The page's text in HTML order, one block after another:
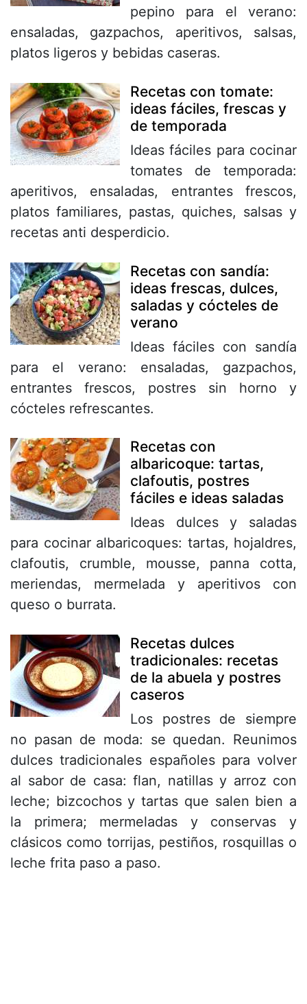
pepino para el verano:
ensaladas, gazpachos, aperitivos, salsas,
platos ligeros y bebidas caseras.
Recetas con tomate:
ideas fáciles, frescas y
de temporada
Ideas fáciles para cocinar
tomates de temporada:
aperitivos, ensaladas, entrantes frescos,
platos familiares, pastas, quiches, salsas y
recetas anti desperdicio.
Recetas con sandía:
ideas frescas, dulces,
saladas y cócteles de
verano
Ideas fáciles con sandía
para el verano: ensaladas, gazpachos,
entrantes frescos, postres sin horno y
cócteles refrescantes.
Recetas con
albaricoque: tartas,
clafoutis, postres
fáciles e ideas saladas
Ideas dulces y saladas
para cocinar albaricoques: tartas, hojaldres,
clafoutis, crumble, mousse, panna cotta,
meriendas, mermelada y aperitivos con
queso o burrata.
Recetas dulces
tradicionales: recetas
de la abuela y postres
caseros
Los postres de siempre
no pasan de moda: se quedan. Reunimos
dulces tradicionales españoles para volver
al sabor de casa: flan, natillas y arroz con
leche; bizcochos y tartas que salen bien a
la primera; mermeladas y conservas y
clásicos como torrijas, pestiños, rosquillas o
leche frita paso a paso.